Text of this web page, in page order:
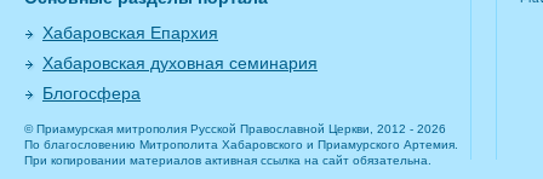
Хабаровская Епархия
Хабаровская духовная семинария
Блогосфера
© Приамурская митрополия Русской Православной Церкви, 2012 - 2026
По благословению Митрополита Хабаровского и Приамурского Артемия.
При копировании материалов активная ссылка на сайт обязательна.